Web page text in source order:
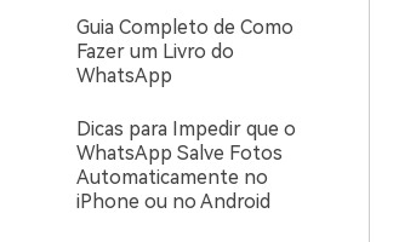
Guia Completo de Como
Fazer um Livro do
WhatsApp
Dicas para Impedir que o
WhatsApp Salve Fotos
Automaticamente no
iPhone ou no Android